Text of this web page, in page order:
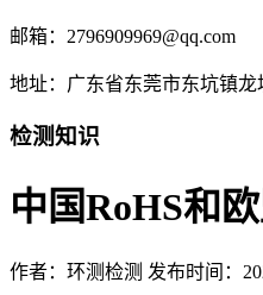
邮箱：2796909969@qq.com
地址：广东省东莞市东坑镇龙
检测知识
中国RoHS和
作者：环测检测 发布时间：